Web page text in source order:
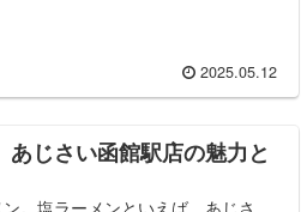
2025.05.12
あじさい函館駅店の魅力と